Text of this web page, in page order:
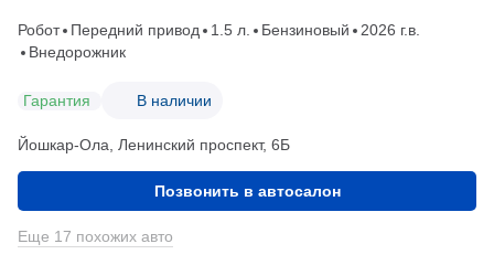
Робот Передний привод 1.5 л. Бензиновый
2026 г.в.
Внедорожник
Гарантия В наличии
Йошкар-Ола, Ленинский проспект, 6Б
Позвонить в автосалон
Еще 17 похожих авто